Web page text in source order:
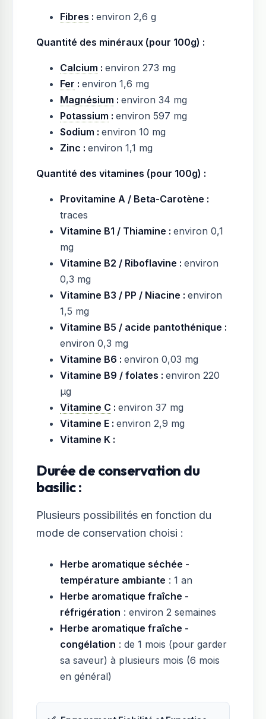
Fibres : environ 2,6 g
Quantité des minéraux (pour 100g) :
Calcium : environ 273 mg
Fer : environ 1,6 mg
Magnésium : environ 34 mg
Potassium : environ 597 mg
Sodium : environ 10 mg
Zinc : environ 1,1 mg
Quantité des vitamines (pour 100g) :
Provitamine A / Beta-Carotène :
traces
Vitamine B1 / Thiamine : environ 0,1
mg
Vitamine B2 / Riboflavine : environ
0,3 mg
Vitamine B3 / PP / Niacine : environ
1,5 mg
Vitamine B5 / acide pantothénique :
environ 0,3 mg
Vitamine B6 : environ 0,03 mg
Vitamine B9 / folates : environ 220
µg
Vitamine C : environ 37 mg
Vitamine E : environ 2,9 mg
Vitamine K :
Durée de conservation du
basilic :
Plusieurs possibilités en fonction du
mode de conservation choisi :
Herbe aromatique séchée -
température ambiante : 1 an
Herbe aromatique fraîche -
réfrigération : environ 2 semaines
Herbe aromatique fraîche -
congélation : de 1 mois (pour garder
sa saveur) à plusieurs mois (6 mois
en général)